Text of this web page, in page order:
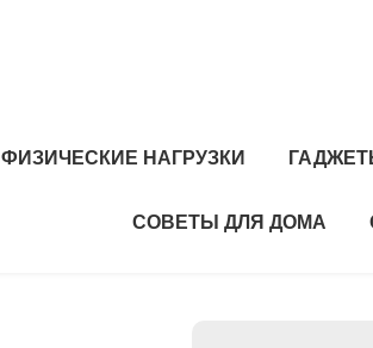
ФИЗИЧЕСКИЕ НАГРУЗКИ
СОВЕТЫ ДЛЯ ДОМА